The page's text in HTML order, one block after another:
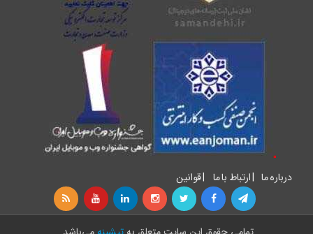
درباره ما |ارتباط با ما |قوانین